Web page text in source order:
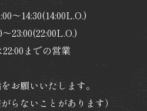
～14:30(14:00L.O.)
～23:00(22:00L.O.)
までの営業
お願いいたします。
らないことがあります）